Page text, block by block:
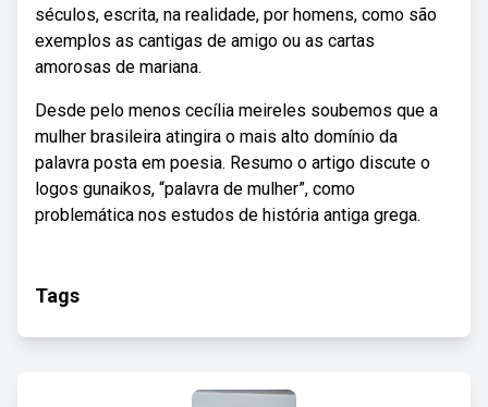
séculos, escrita, na realidade, por homens, como são
exemplos as cantigas de amigo ou as cartas
amorosas de mariana.
Desde pelo menos cecília meireles soubemos que a
mulher brasileira atingira o mais alto domínio da
palavra posta em poesia. Resumo o artigo discute o
logos gunaikos, “palavra de mulher”, como
problemática nos estudos de história antiga grega.
Tags